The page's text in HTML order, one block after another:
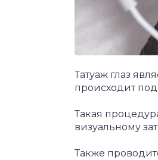
Татуаж глаз
происходит
Такая
визуальному
Также